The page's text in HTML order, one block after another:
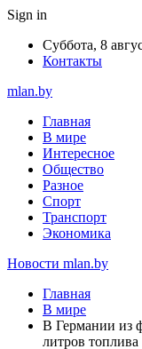
Sign in
Суббота, 8
Контакты
mlan.by
Главная
В мире
Интересное
Общество
Разное
Спорт
Транспорт
Экономика
Новости mlan.by
Главная
В мире
В Германии из
литров топлива